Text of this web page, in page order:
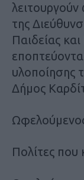
της
Παιδείας
υλοποίησης
Δήμος
Πολίτες που